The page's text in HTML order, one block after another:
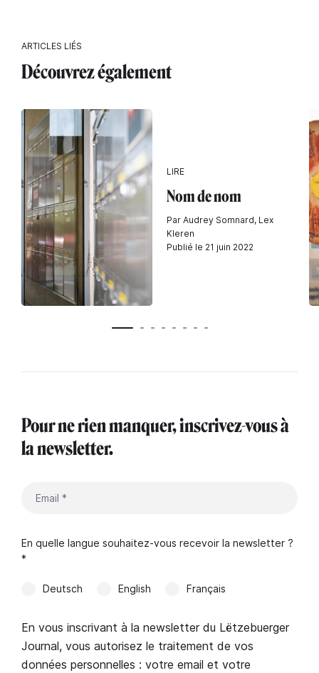
ARTICLES LIÉS
Découvrez également
LIRE
Nom de nom
Par Audrey Somnard, Lex
Kleren
Publié le 21 juin 2022
Pour ne rien manquer, inscrivez-vous à
la newsletter.
En quelle langue souhaitez-vous recevoir la newsletter ?
*
Deutsch English Français
En vous inscrivant à la newsletter du Lëtzebuerger
Journal, vous autorisez le traitement de vos
données personnelles : votre email et votre